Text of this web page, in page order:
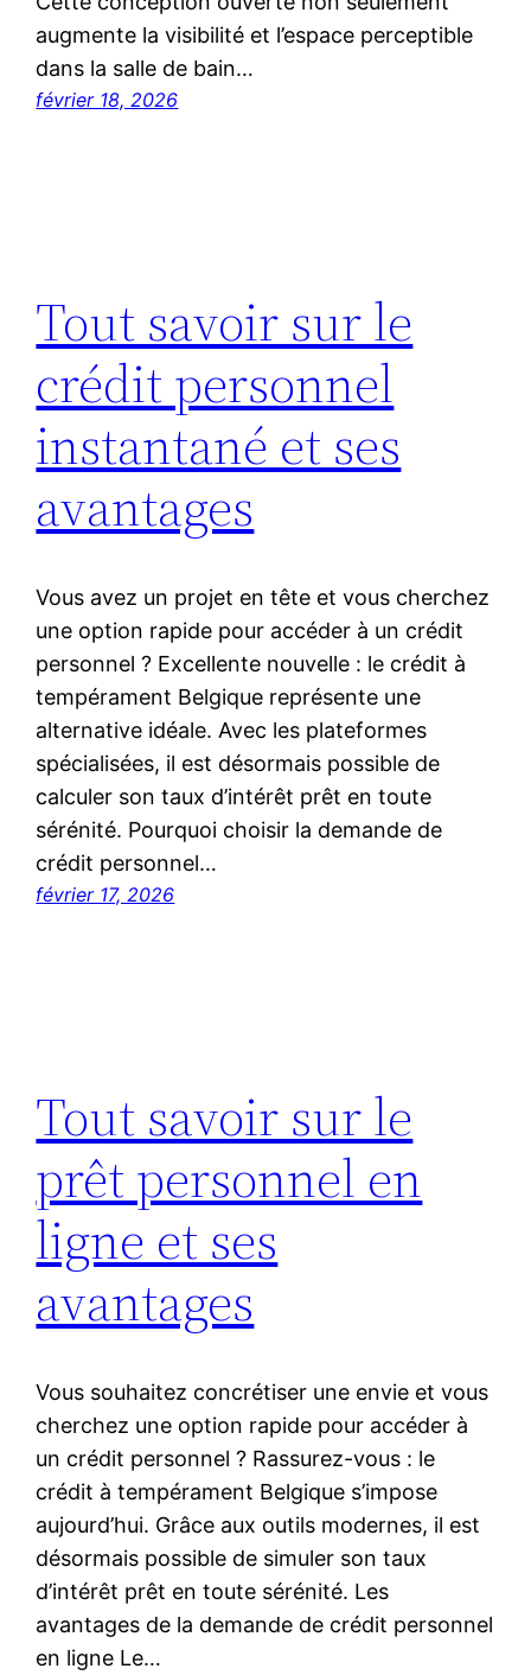
augmente la visibilité et l’espace perceptible
dans la salle de bain…
février 18, 2026
Tout savoir sur le
crédit personnel
instantané et ses
avantages
Vous avez un projet en tête et vous cherchez
une option rapide pour accéder à un crédit
personnel ? Excellente nouvelle : le crédit à
tempérament Belgique représente une
alternative idéale. Avec les plateformes
spécialisées, il est désormais possible de
calculer son taux d’intérêt prêt en toute
sérénité. Pourquoi choisir la demande de
crédit personnel…
février 17, 2026
Tout savoir sur le
prêt personnel en
ligne et ses
avantages
Vous souhaitez concrétiser une envie et vous
cherchez une option rapide pour accéder à
un crédit personnel ? Rassurez-vous : le
crédit à tempérament Belgique s’impose
aujourd’hui. Grâce aux outils modernes, il est
désormais possible de simuler son taux
d’intérêt prêt en toute sérénité. Les
avantages de la demande de crédit personnel
en ligne Le…